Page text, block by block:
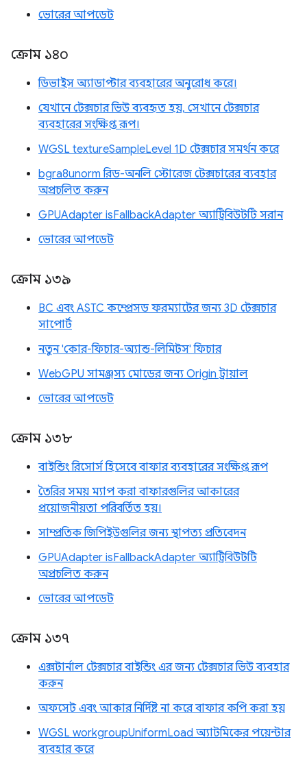
ভোরের আপডেট
ক্রোম ১৪০
ডিভাইস অ্যাডাপ্টার ব্যবহারের অনুরোধ করে।
যেখানে টেক্সচার ভিউ ব্যবহৃত হয়, সেখানে টেক্সচার
ব্যবহারের সংক্ষিপ্ত রূপ।
WGSL textureSampleLevel 1D টেক্সচার সমর্থন করে
bgra8unorm রিড-অনলি স্টোরেজ টেক্সচারের ব্যবহার
অপ্রচলিত করুন
GPUAdapter isFallbackAdapter অ্যাট্রিবিউটটি সরান
ভোরের আপডেট
ক্রোম ১৩৯
BC এবং ASTC কম্প্রেসড ফরম্যাটের জন্য 3D টেক্সচার
সাপোর্ট
নতুন 'কোর-ফিচার-অ্যান্ড-লিমিটস' ফিচার
WebGPU সামঞ্জস্য মোডের জন্য Origin ট্রায়াল
ভোরের আপডেট
ক্রোম ১৩৮
বাইন্ডিং রিসোর্স হিসেবে বাফার ব্যবহারের সংক্ষিপ্ত রূপ
তৈরির সময় ম্যাপ করা বাফারগুলির আকারের
প্রয়োজনীয়তা পরিবর্তিত হয়।
সাম্প্রতিক জিপিইউগুলির জন্য স্থাপত্য প্রতিবেদন
GPUAdapter isFallbackAdapter অ্যাট্রিবিউটটি
অপ্রচলিত করুন
ভোরের আপডেট
ক্রোম ১৩৭
এক্সটার্নাল টেক্সচার বাইন্ডিং এর জন্য টেক্সচার ভিউ ব্যবহার
করুন
অফসেট এবং আকার নির্দিষ্ট না করে বাফার কপি করা হয়
WGSL workgroupUniformLoad অ্যাটমিকের পয়েন্টার
ব্যবহার করে